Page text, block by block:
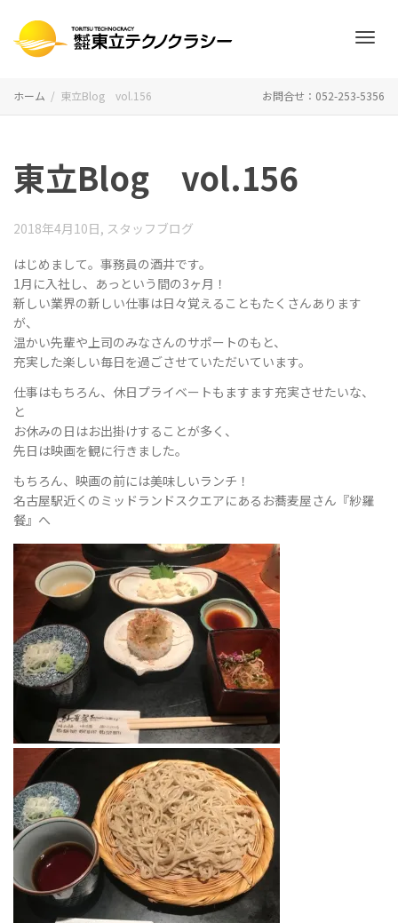
ホーム 東立Blog vol.156 お問合せ：052-253-5356
東立Blog vol.156
2018年4月10日, スタッフブログ
はじめまして。事務員の酒井です。
1月に入社し、あっという間の3ヶ月！
新しい業界の新しい仕事は日々覚えることもたくさんあります
が、
温かい先輩や上司のみなさんのサポートのもと、
充実した楽しい毎日を過ごさせていただいています。
仕事はもちろん、休日プライベートもますます充実させたいな、
と
お休みの日はお出掛けすることが多く、
先日は映画を観に行きました。
もちろん、映画の前には美味しいランチ！
名古屋駅近くのミッドランドスクエアにあるお蕎麦屋さん『紗羅
餐』へ